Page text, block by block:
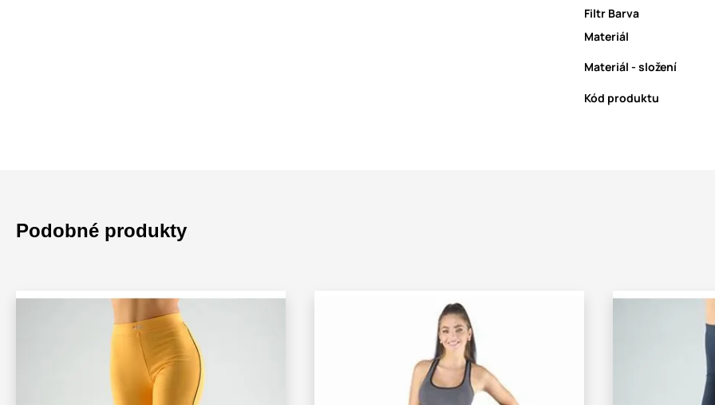
Filtr Barva
Materiál
Materiál - složení
Kód produktu
Podobné produkty